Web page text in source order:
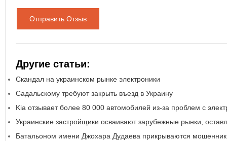
Отправить Отзыв
Другие статьи:
Скандал на украинском рынке электроники
Садальскому требуют закрыть въезд в Украину
Kia отзывает более 80 000 автомобилей из-за проблем с
Украинские застройщики осваивают зарубежные рынки,
Батальоном имени Джохара Дудаева прикрываются